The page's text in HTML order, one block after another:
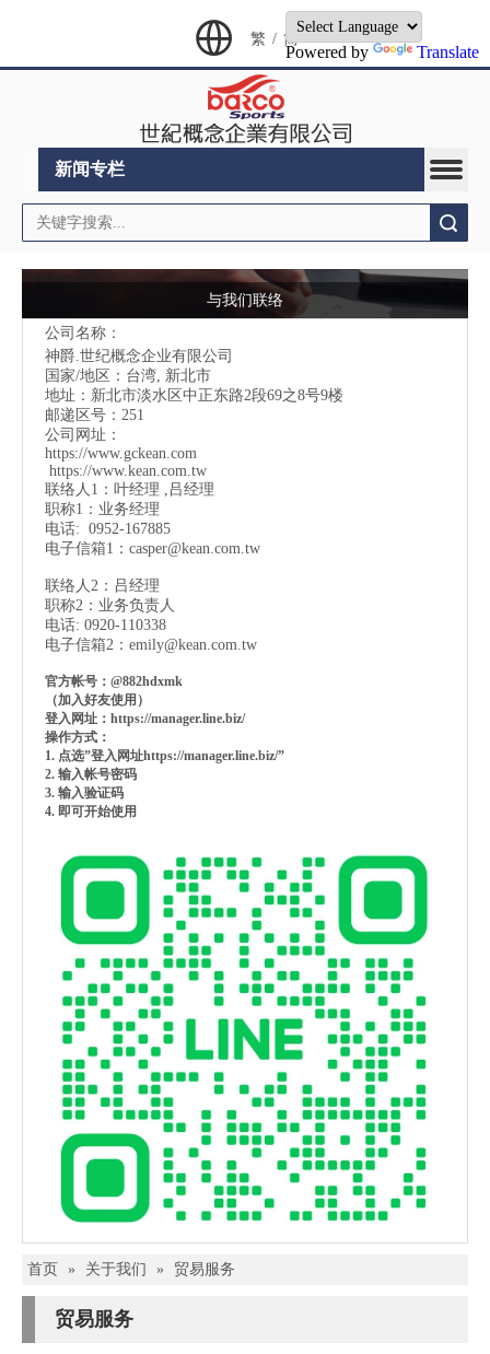
Powered by Translate
繁 / 简
新闻专栏
与我们联络
公司名称：
神爵.世纪概念企业有限公司
国家/地区：台湾, 新北市
地址： 新北市淡水区中正东路2段69之8号9楼
邮递区号：251
公司网址：
https://www.gckean.com
https://www.kean.com.tw
联络人1：叶经理 ,吕经理
职称1：业务经理
电话: 0952-167885
电子信箱1： casper@kean.com.tw
联络人2：吕经理
职称2：业务负责人
电话: 0920-110338
电子信箱2： emily@kean.com.tw
官方帐号：@882hdxmk
（加入好友使用）
登入网址：https://manager.line.biz/
操作方式：
1. 点选”登入网址https://manager.line.biz/”
2. 输入帐号密码
3. 输入验证码
4. 即可开始使用
首页 » 关于我们 » 贸易服务
贸易服务